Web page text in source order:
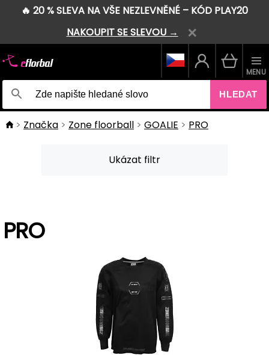
🔥 20 % SLEVA NA VŠE NEZLEVNĚNÉ – KÓD PLAY20
NAKOUPIT SE SLEVOU →
HLEDAT
MENU
Značka Zone floorball GOALIE PRO
Ukázat filtr
PRO